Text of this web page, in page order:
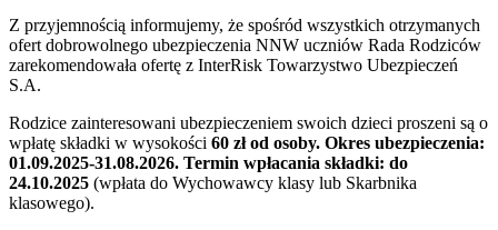
Z przyjemnością informujemy, że spośród wszystkich otrzymanych
ofert dobrowolnego ubezpieczenia NNW uczniów Rada Rodziców
zarekomendowała ofertę z InterRisk Towarzystwo Ubezpieczeń
S.A.
Rodzice zainteresowani ubezpieczeniem swoich dzieci proszeni są o
wpłatę składki w wysokości 60 zł od osoby. Okres ubezpieczenia:
01.09.2025-31.08.2026. Termin wpłacania składki: do
24.10.2025 (wpłata do Wychowawcy klasy lub Skarbnika
klasowego).